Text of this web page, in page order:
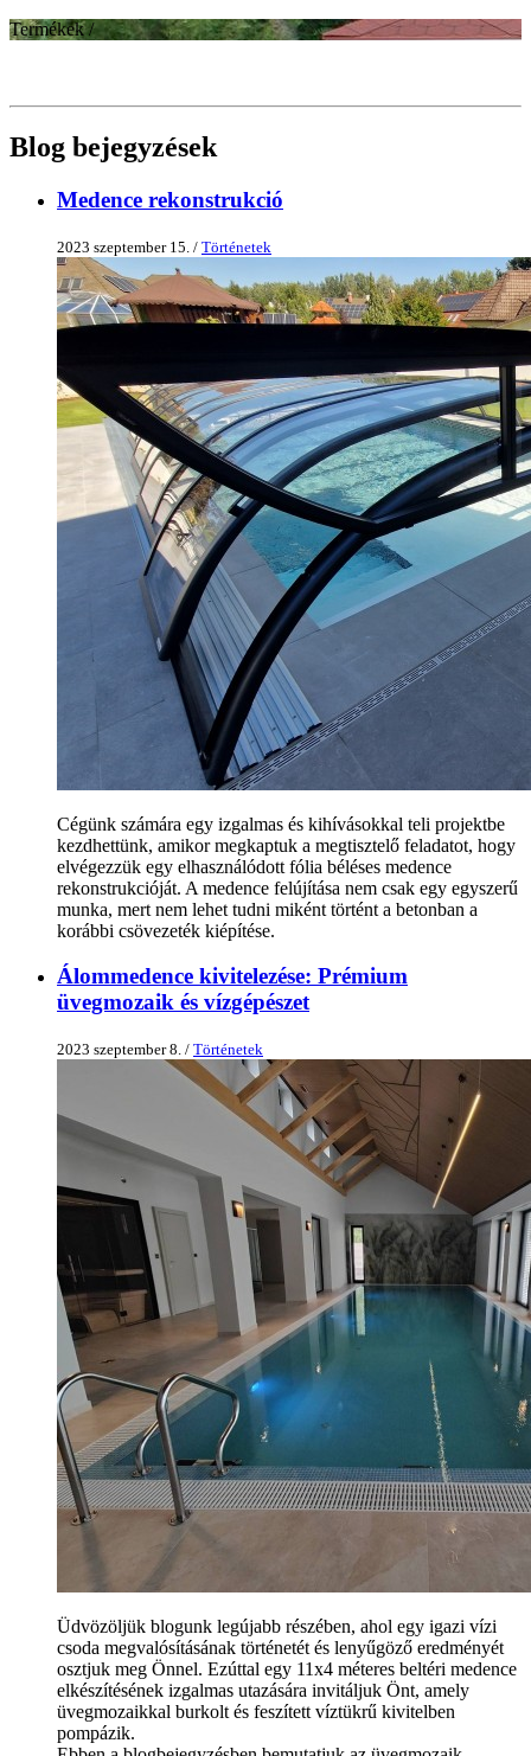
Termékek /
Blog bejegyzések
Medence rekonstrukció
2023 szeptember 15. / Történetek
Cégünk számára egy izgalmas és kihívásokkal teli projektbe
kezdhettünk, amikor megkaptuk a megtisztelő feladatot, hogy
elvégezzük egy elhasználódott fólia béléses medence
rekonstrukcióját. A medence felújítása nem csak egy egyszerű
munka, mert nem lehet tudni miként történt a betonban a
korábbi csövezeték kiépítése.
Álommedence kivitelezése: Prémium
üvegmozaik és vízgépészet
2023 szeptember 8. / Történetek
Üdvözöljük blogunk legújabb részében, ahol egy igazi vízi
csoda megvalósításának történetét és lenyűgöző eredményét
osztjuk meg Önnel. Ezúttal egy 11x4 méteres beltéri medence
elkészítésének izgalmas utazására invitáljuk Önt, amely
üvegmozaikkal burkolt és feszített víztükrű kivitelben
pompázik.